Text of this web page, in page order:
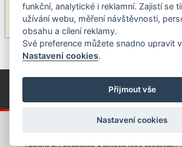
©OpenStreetMapcontributors.
© Píseckem / Kalendárium (Změna programu
© 2018 - 2026 Realizace a správa webu:
funkční, analytické i reklamní. Zajistí se
užívání webu, měření návštěvnosti,
obsahu a cílení reklamy.
Své preference můžete snadno upravit v
Nastavení cookies.
Přijmout vše
Nastavení cookies